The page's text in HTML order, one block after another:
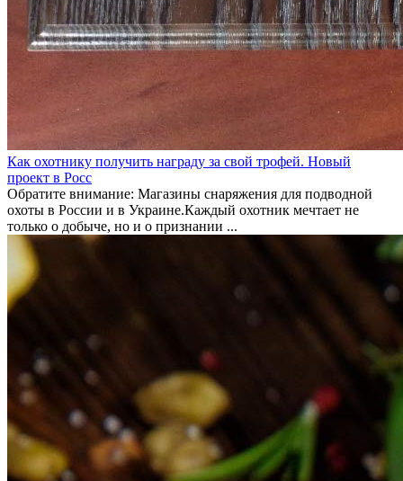
Как охотнику получить награду за свой трофей. Новый
проект в Росс
Обратите внимание: Магазины снаряжения для подводной
охоты в России и в Украине.Каждый охотник мечтает не
только о добыче, но и о признании ...